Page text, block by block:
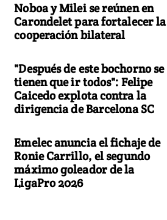
Noboa y Milei se reúnen en
Carondelet para fortalecer la
cooperación bilateral
"Después de este bochorno se
tienen que ir todos": Felipe
Caicedo explota contra la
dirigencia de Barcelona SC
Emelec anuncia el fichaje de
Ronie Carrillo, el segundo
máximo goleador de la
LigaPro 2026